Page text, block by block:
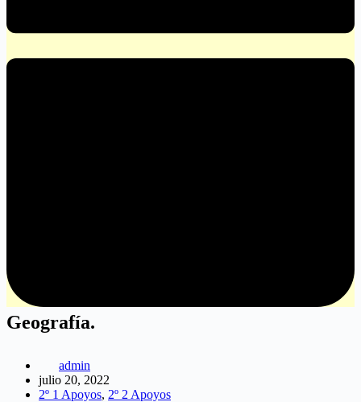
Geografía.
admin
julio 20, 2022
2º 1 Apoyos, 2º 2 Apoyos